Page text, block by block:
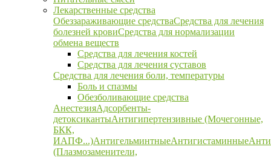
Лекарственные средства
Обеззараживающие средстваСредства для лечения
болезней кровиСредства для нормализации
обмена веществ
Средства для лечения костей
Средства для лечения суставов
Средства для лечения боли, температуры
Боль и спазмы
Обезболивающие средства
АнестезияАдсорбенты-
детоксикантыАнтигипертензивные (Мочегонные,
БКК,
ИАПФ...)АнтигельминтныеАнтигистаминные
(Плазмозаменители,